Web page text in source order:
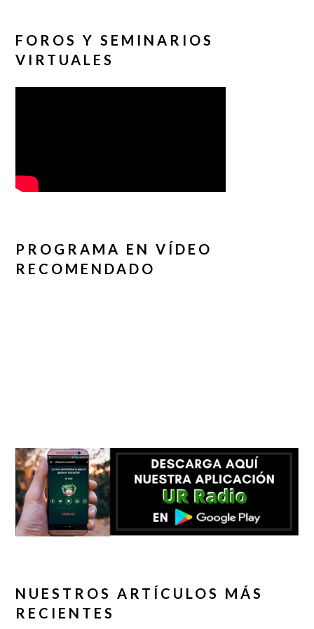
FOROS Y SEMINARIOS
VIRTUALES
PROGRAMA EN VÍDEO
RECOMENDADO
NUESTROS ARTÍCULOS MÁS
RECIENTES